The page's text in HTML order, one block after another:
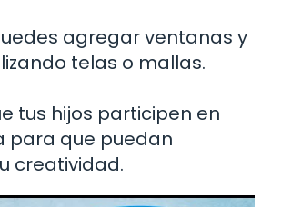
agregar ventanas y
telas o mallas.
tus hijos participen en
para que puedan
creatividad.